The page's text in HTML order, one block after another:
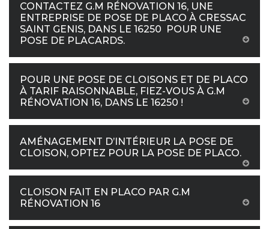
CONTACTEZ G.M RÉNOVATION 16, UNE
ENTREPRISE DE POSE DE PLACO À CRESSAC
SAINT GENIS, DANS LE 16250 POUR UNE
POSE DE PLACARDS.
POUR UNE POSE DE CLOISONS ET DE PLACO
À TARIF RAISONNABLE, FIEZ-VOUS À G.M
RÉNOVATION 16, DANS LE 16250 !
AMÉNAGEMENT D’INTÉRIEUR LA POSE DE
CLOISON, OPTEZ POUR LA POSE DE PLACO.
CLOISON FAIT EN PLACO PAR G.M
RÉNOVATION 16